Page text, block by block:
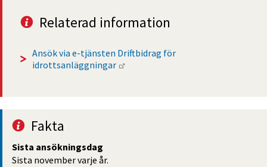
Relaterad information
Ansök via e-tjänsten Driftbidrag för
idrottsanläggningar
Fakta
Sista ansöknings­dag
Sista november varje år.